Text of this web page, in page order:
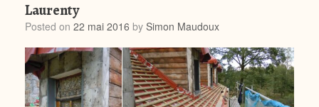
Laurenty
Posted on 22 mai 2016 by Simon Maudoux